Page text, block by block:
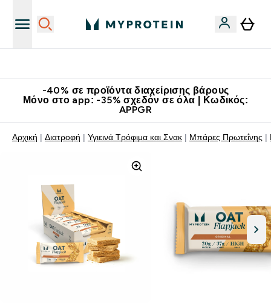
-40% σε προϊόντα διαχείρισης βάρους
Μόνο στο app: -35% σχεδόν σε όλα | Κωδικός:
APPGR
Αρχική Διατροφή Υγιεινά Τρόφιμα και Σνακ Μπάρες Πρωτεΐνης